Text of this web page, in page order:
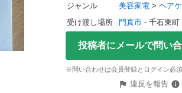
ジャンル 美容家電 > ヘア
受け渡し場所
門真市 - 千石東町
投稿者にメールで問い
※問い合わせは会員登録とログイン必
違反を報告